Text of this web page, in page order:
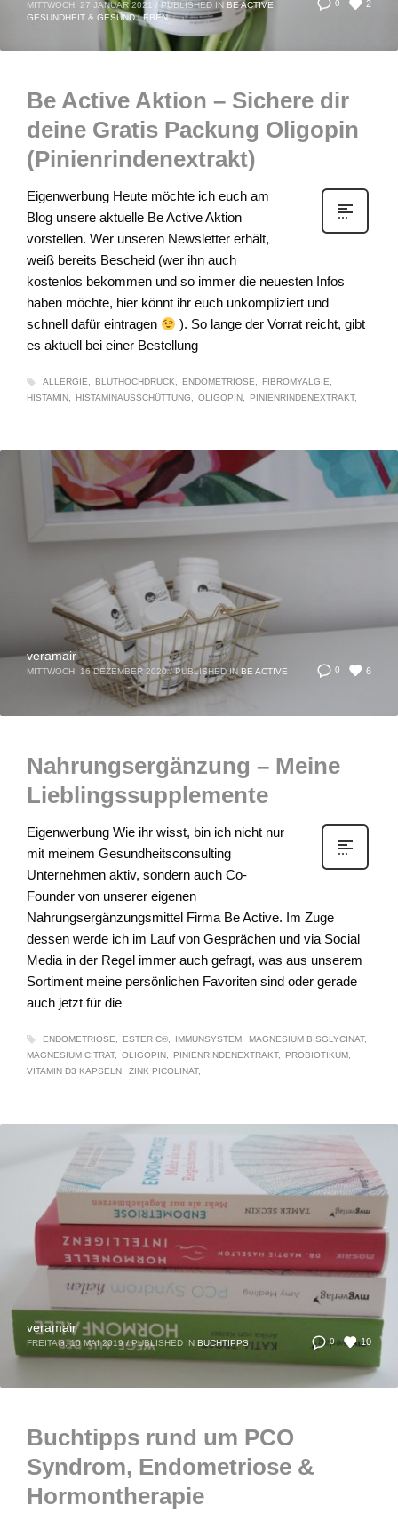
0 2
MITTWOCH, 27 JANUAR 2021 / PUBLISHED IN BE ACTIVE
GESUNDHEIT & GESUND LEBEN
Be Active Aktion – Sichere dir
deine Gratis Packung Oligopin
(Pinienrindenextrakt)
Eigenwerbung Heute möchte ich euch am
Blog unsere aktuelle Be Active Aktion
vorstellen. Wer unseren Newsletter erhält,
weiß bereits Bescheid (wer ihn auch
kostenlos bekommen und so immer die neuesten Infos
haben möchte, hier könnt ihr euch unkompliziert und
schnell dafür eintragen
). So lange der Vorrat reicht, gibt
es aktuell bei einer Bestellung
ALLERGIE BLUTHOCHDRUCK ENDOMETRIOSE
FIBROMYALGIE
HISTAMIN
HISTAMINAUSSCHÜTTUNG OLIGOPIN PINIENRINDENEXTRAKT
0 6
veramair
MITTWOCH, 16 DEZEMBER 2020 / PUBLISHED IN BE ACTIVE
Nahrungsergänzung – Meine
Lieblingssupplemente
Eigenwerbung Wie ihr wisst, bin ich nicht nur
mit meinem Gesundheitsconsulting
Unternehmen aktiv, sondern auch Co-
Founder von unserer eigenen
Nahrungsergänzungsmittel Firma Be Active. Im Zuge
dessen werde ich im Lauf von Gesprächen und via Social
Media in der Regel immer auch gefragt, was aus unserem
Sortiment meine persönlichen Favoriten sind oder gerade
auch jetzt für die
ENDOMETRIOSE ESTER C® IMMUNSYSTEM
MAGNESIUM BISGLYCINAT
MAGNESIUM CITRAT
OLIGOPIN PINIENRINDENEXTRAKT
PROBIOTIKUM
VITAMIN D3 KAPSELN
ZINK PICOLINAT
0 10
veramair
FREITAG, 10 MAI 2019 / PUBLISHED IN BUCHTIPPS
Buchtipps rund um PCO
Syndrom, Endometriose &
Hormontherapie